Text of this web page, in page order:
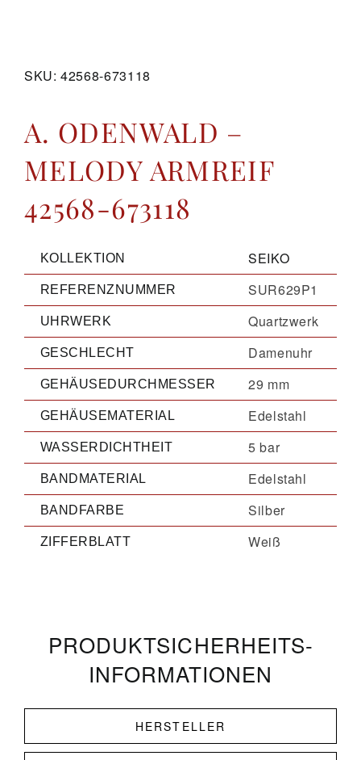
SKU:42568-673118
A. ODENWALD –
MELODY ARMREIF
42568-673118
KOLLEKTION SEIKO
REFERENZNUMMER SUR629P1
UHRWERK Quartzwerk
GESCHLECHT Damenuhr
GEHÄUSEDURCHMESSER 29 mm
GEHÄUSEMATERIAL Edelstahl
WASSERDICHTHEIT 5 bar
BANDMATERIAL Edelstahl
BANDFARBE Silber
ZIFFERBLATT Weiß
PRODUKT­­SICHERHEITS­
INFORMATIONEN
HERSTELLER